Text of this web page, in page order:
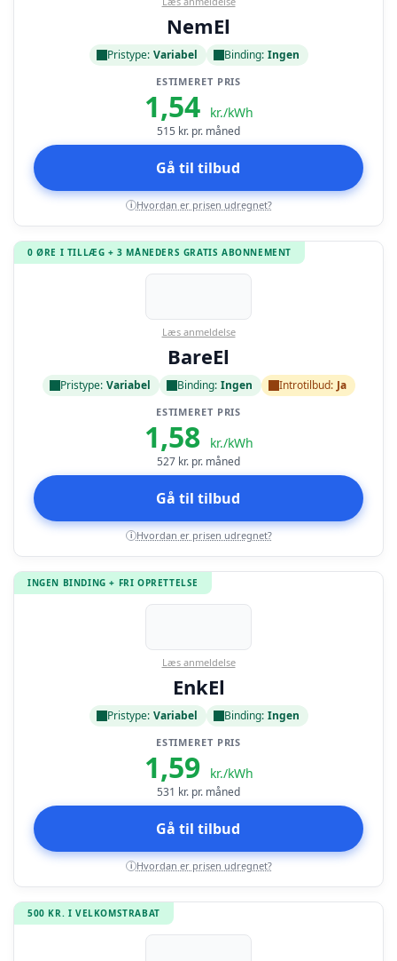
NemEl
Pristype: Variabel Binding: Ingen
ESTIMERET PRIS
1,54 kr./kWh
515 kr. pr. måned
Gå til tilbud
i Hvordan er prisen udregnet?
0 ØRE I TILLÆG + 3 MÅNEDERS GRATIS ABONNEMENT
Læs anmeldelse
BareEl
Pristype: Variabel Binding: Ingen Introtilbud: Ja
ESTIMERET PRIS
1,58 kr./kWh
527 kr. pr. måned
Gå til tilbud
i Hvordan er prisen udregnet?
INGEN BINDING + FRI OPRETTELSE
Læs anmeldelse
EnkEl
Pristype: Variabel Binding: Ingen
ESTIMERET PRIS
1,59 kr./kWh
531 kr. pr. måned
Gå til tilbud
i Hvordan er prisen udregnet?
500 KR. I VELKOMSTRABAT